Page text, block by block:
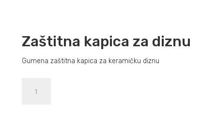
Zaštitna kapica za diznu
Gumena zaštitna kapica za keramičku diznu
kapica